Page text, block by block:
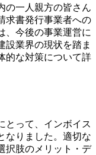
の一人親方の皆さん
求書発行事業者への
、今後の事業運営に
設業界の現状を踏ま
的な対策について詳
とって、インボイス
なりました。適切な
択肢のメリット・デ